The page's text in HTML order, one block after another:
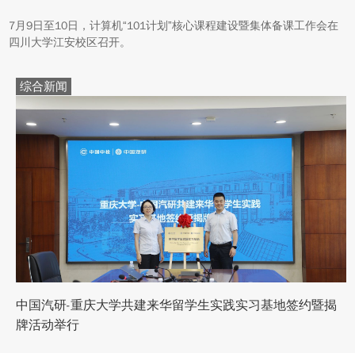
7月9日至10日，计算机“101计划”核心课程建设暨集体备课工作会在
四川大学江安校区召开。
综合新闻
中国汽研-重庆大学共建来华留学生实践实习基地签约暨揭
牌活动举行